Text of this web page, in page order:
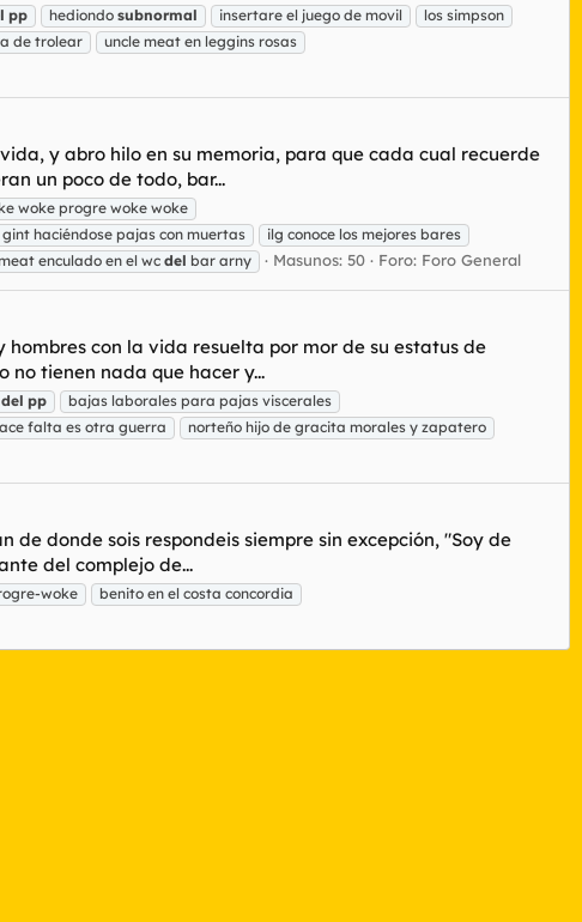
pp hediondo subnormal insertare el juego de movil
los simpson
de trolear
uncle meat en leggins rosas
y abro hilo en su memoria, para que cada cual recuerde
un poco de todo, bar...
woke progre woke woke
gint haciéndose pajas con muertas
ilg conoce los mejores bares
enculado en el wcdel bar arny Masunos: 50 Foro: Foro General
con la vida resuelta por mor de su estatus de
no tienen nada que hacer y...
del pp
bajas laborales para pajas viscerales
falta es otra guerra
norteño hijo de gracita morales y zapatero
donde sois respondeis siempre sin excepción, "Soy de
del complejo de...
woke
benito en el costa concordia